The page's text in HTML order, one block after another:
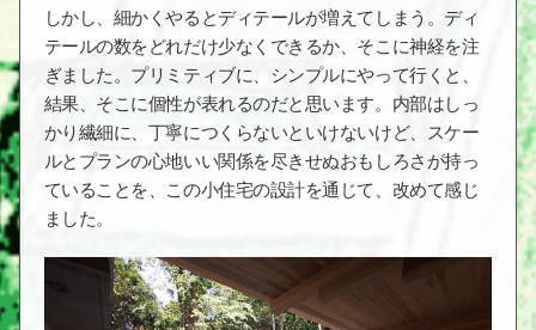
しかし、細かくやるとディテールが増えてしまう。ディ
テールの数をどれだけ少なくできるか、そこに神経を注
ぎました。プリミティブに、シンプルにやって行くと、
結果、そこに個性が表れるのだと思います。内部はしっ
かり繊細に、丁寧につくらないといけないけど、スケー
ルとプランの心地いい関係を尽きせぬおもしろさが持っ
ていることを、この小住宅の設計を通じて、改めて感じ
ました。